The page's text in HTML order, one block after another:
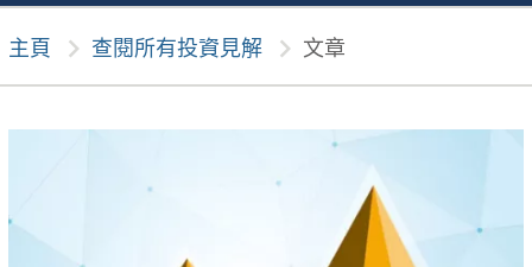
主頁 chevron_right 查閱所有投資見解 chevron_right 文章